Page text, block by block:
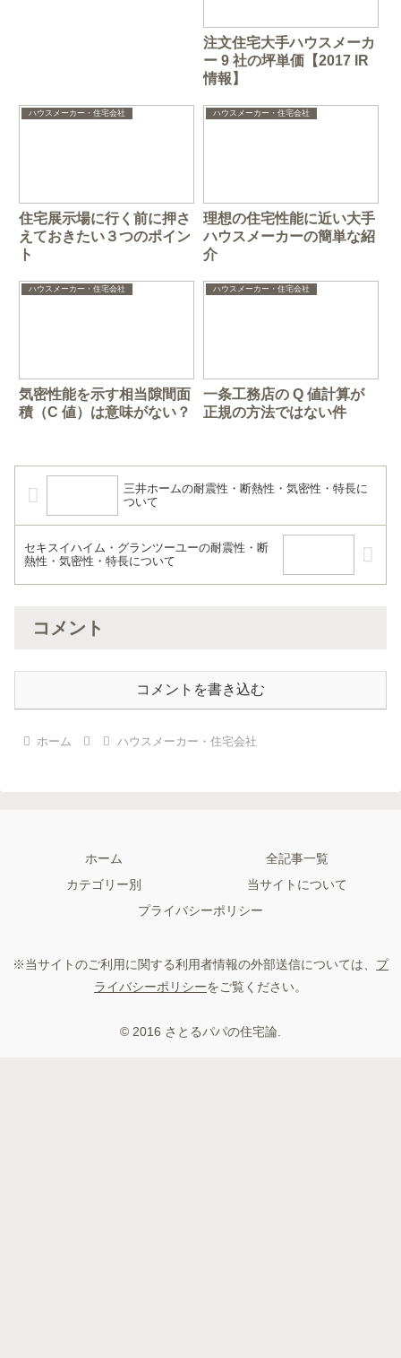
注文住宅大手ハウスメーカ
ー 9 社の坪単価【2017 IR
情報】
ハウスメーカー・住宅会社
住宅展示場に行く前に押さ
えておきたい３つのポイン
ト
ハウスメーカー・住宅会社
理想の住宅性能に近い大手
ハウスメーカーの簡単な紹
介
ハウスメーカー・住宅会社
気密性能を示す相当隙間面
積（C 値）は意味がない？
ハウスメーカー・住宅会社
一条工務店の Q 値計算が
正規の方法ではない件
三井ホームの耐震性・断熱性・気密性・特長に
ついて
セキスイハイム・グランツーユーの耐震性・断
熱性・気密性・特長について
コメント
コメントを書き込む
ホーム ハウスメーカー・住宅会社
ホーム
全記事一覧
カテゴリー別
当サイトについて
プライバシーポリシー
※当サイトのご利用に関する利用者情報の外部送信については、 プ
ライバシーポリシーをご覧ください。
© 2016 さとるパパの住宅論.